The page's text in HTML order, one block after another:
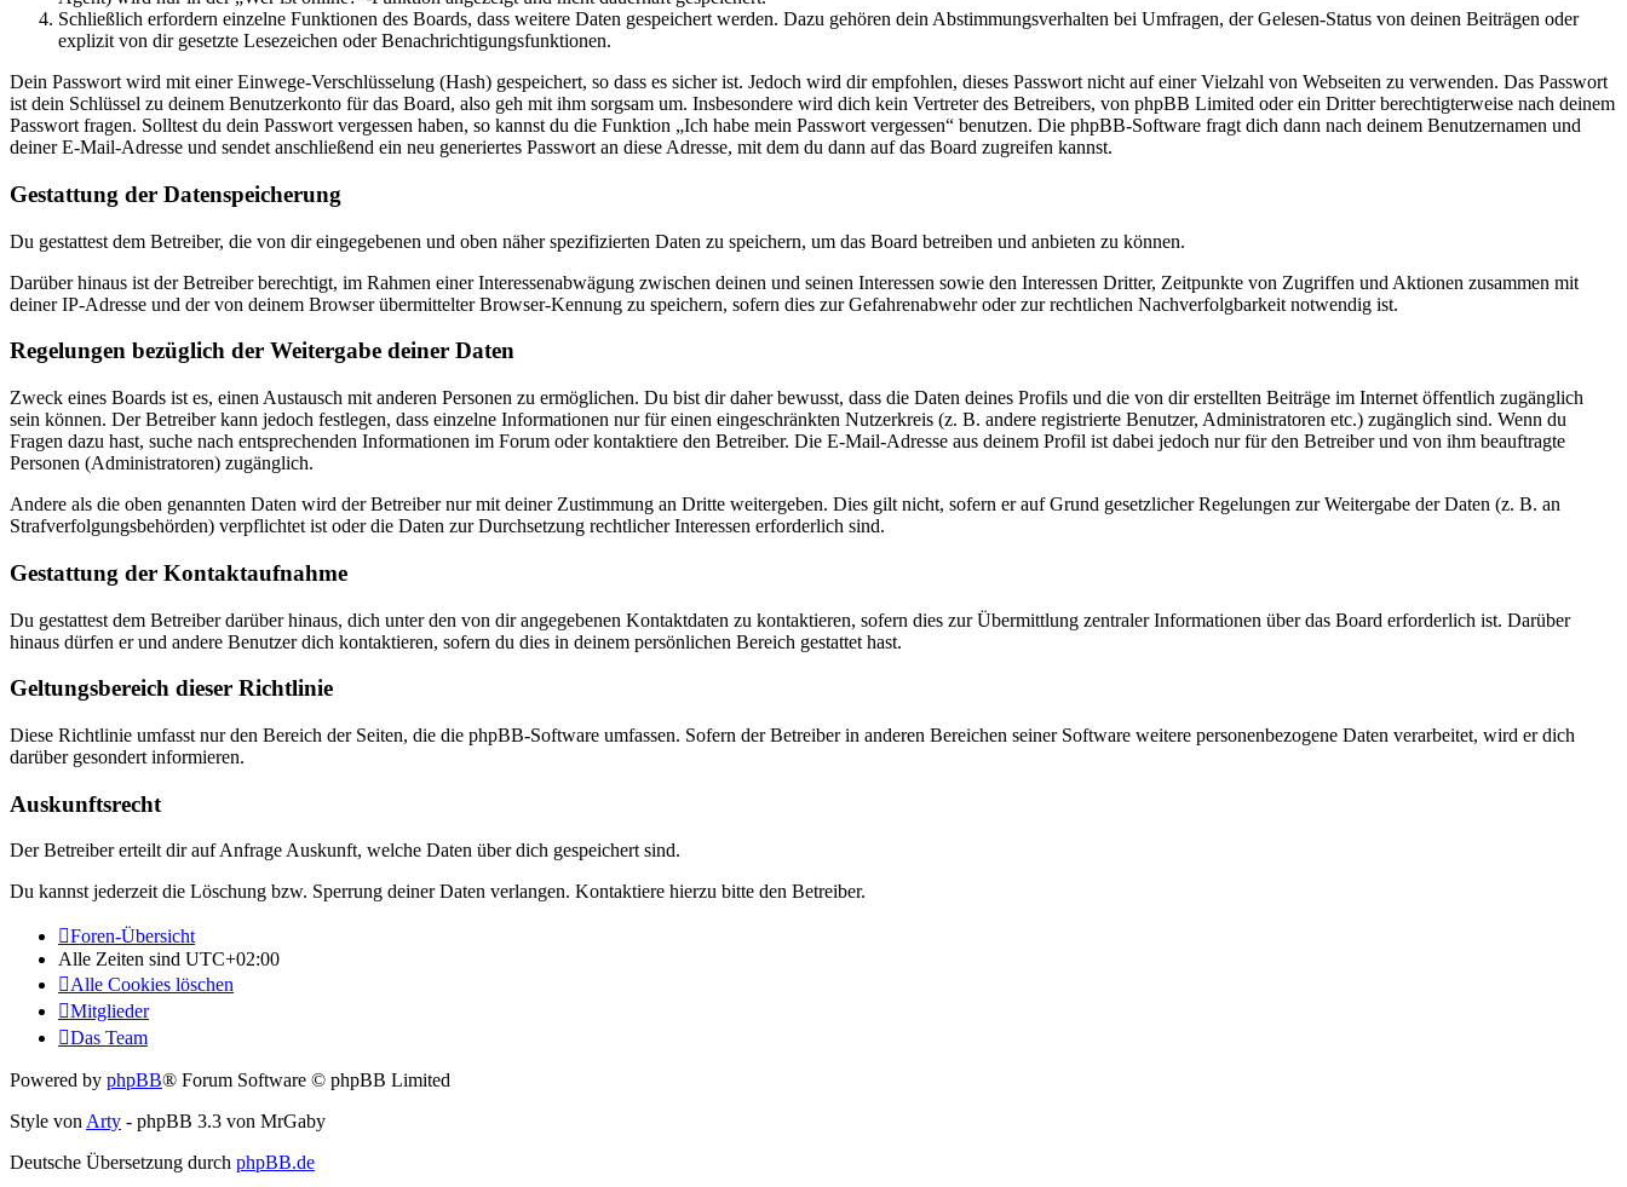
Schließlich erfordern einzelne Funktionen des Boards, dass weitere Daten gespeichert werden. Dazu gehören dein Abstimmungsverhalten bei Umfragen, der Gelesen-Status von deinen Beiträgen oder
explizit von dir gesetzte Lesezeichen oder Benachrichtigungsfunktionen.
Dein Passwort wird mit einer Einwege-Verschlüsselung (Hash) gespeichert, so dass es sicher ist. Jedoch wird dir empfohlen, dieses Passwort nicht auf einer Vielzahl von Webseiten zu verwenden. Das Passwort
ist dein Schlüssel zu deinem Benutzerkonto für das Board, also geh mit ihm sorgsam um. Insbesondere wird dich kein Vertreter des Betreibers, von phpBB Limited oder ein Dritter berechtigterweise nach deinem
Passwort fragen. Solltest du dein Passwort vergessen haben, so kannst du die Funktion „Ich habe mein Passwort vergessen“ benutzen. Die phpBB-Software fragt dich dann nach deinem Benutzernamen und
deiner E-Mail-Adresse und sendet anschließend ein neu generiertes Passwort an diese Adresse, mit dem du dann auf das Board zugreifen kannst.
Gestattung der Datenspeicherung
Du gestattest dem Betreiber, die von dir eingegebenen und oben näher spezifizierten Daten zu speichern, um das Board betreiben und anbieten zu können.
Darüber hinaus ist der Betreiber berechtigt, im Rahmen einer Interessenabwägung zwischen deinen und seinen Interessen sowie den Interessen Dritter, Zeitpunkte von Zugriffen und Aktionen zusammen mit
deiner IP-Adresse und der von deinem Browser übermittelter Browser-Kennung zu speichern, sofern dies zur Gefahrenabwehr oder zur rechtlichen Nachverfolgbarkeit notwendig ist.
Regelungen bezüglich der Weitergabe deiner Daten
Zweck eines Boards ist es, einen Austausch mit anderen Personen zu ermöglichen. Du bist dir daher bewusst, dass die Daten deines Profils und die von dir erstellten Beiträge im Internet öffentlich zugänglich
sein können. Der Betreiber kann jedoch festlegen, dass einzelne Informationen nur für einen eingeschränkten Nutzerkreis (z. B. andere registrierte Benutzer, Administratoren etc.) zugänglich sind. Wenn du
Fragen dazu hast, suche nach entsprechenden Informationen im Forum oder kontaktiere den Betreiber. Die E-Mail-Adresse aus deinem Profil ist dabei jedoch nur für den Betreiber und von ihm beauftragte
Personen (Administratoren) zugänglich.
Andere als die oben genannten Daten wird der Betreiber nur mit deiner Zustimmung an Dritte weitergeben. Dies gilt nicht, sofern er auf Grund gesetzlicher Regelungen zur Weitergabe der Daten (z. B. an
Strafverfolgungsbehörden) verpflichtet ist oder die Daten zur Durchsetzung rechtlicher Interessen erforderlich sind.
Gestattung der Kontaktaufnahme
Du gestattest dem Betreiber darüber hinaus, dich unter den von dir angegebenen Kontaktdaten zu kontaktieren, sofern dies zur Übermittlung zentraler Informationen über das Board erforderlich ist. Darüber
hinaus dürfen er und andere Benutzer dich kontaktieren, sofern du dies in deinem persönlichen Bereich gestattet hast.
Geltungsbereich dieser Richtlinie
Diese Richtlinie umfasst nur den Bereich der Seiten, die die phpBB-Software umfassen. Sofern der Betreiber in anderen Bereichen seiner Software weitere personenbezogene Daten verarbeitet, wird er dich
darüber gesondert informieren.
Auskunftsrecht
Der Betreiber erteilt dir auf Anfrage Auskunft, welche Daten über dich gespeichert sind.
Du kannst jederzeit die Löschung bzw. Sperrung deiner Daten verlangen. Kontaktiere hierzu bitte den Betreiber.
Foren-Übersicht
Alle Zeiten sind UTC+02:00
Alle Cookies löschen
Mitglieder
Das Team
Powered by phpBB® Forum Software © phpBB Limited
Style vonArty - phpBB 3.3 von MrGaby
Deutsche Übersetzung durch phpBB.de